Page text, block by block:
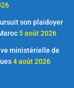
son plaidoyer
5 août 2026
ministérielle de
4 août 2026